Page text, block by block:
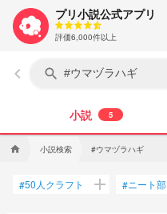
プリ小説公式アプリ
評価6,000件以上
keyboard_arrow_left search
小説 5
home 小説検索 #ウマヅラハギ
#50人クラフト add #ニート部